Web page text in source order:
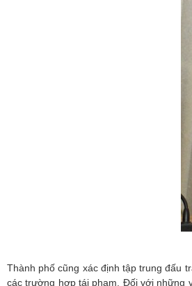
Thành phố cũng xác định tập trung đấu
các trường hợp tái phạm. Đối với những